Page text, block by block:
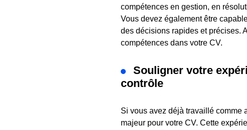
compétences en gestion, en
Vous devez également être
des décisions rapides et précises.
compétences dans votre CV.
Souligner votre
contrôle
Si vous avez déjà travaillé comme
majeur pour votre CV. Cette